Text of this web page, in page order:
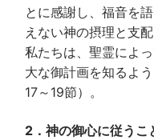
とに感謝し、福音を
えない神の摂理と支
私たちは、聖霊によ
大な御計画を知るよ
17～19節）。
2．神の御心に従うこ